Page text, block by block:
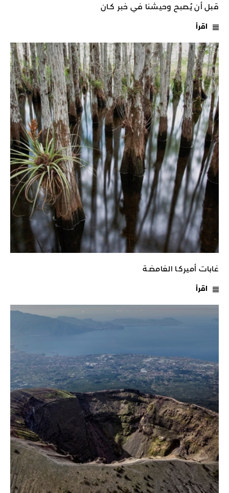
قبل أن يُصبح وحيشنا في خبر كـان
اقرأ
غابات أميركـا الغامضـة
اقرأ